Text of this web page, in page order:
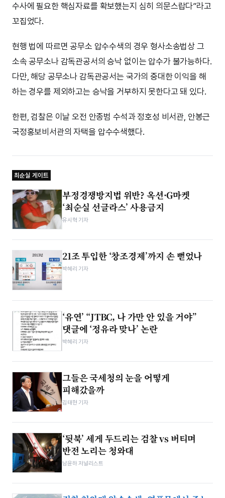
수사에 필요한 핵심자료를 확보했는지 심히 의문스랍다”라고
꼬집었다.
현행 법에 따르면 공무소 압수수색의 경우 형사소송법상 그
소속 공무소나 감독관공서의 승낙 없이는 압수가 불가능하다.
다만, 해당 공무소나 감독관공서는 국가의 중대한 이익을 해
하는 경우를 제외하고는 승낙을 거부하지 못한다고 돼 있다.
한편, 검찰은 이날 오전 안종범 수석과 정호성 비서관, 안봉근
국정홍보비서관의 자택을 압수수색했다.
최순실 게이트
부정경쟁방지법 위반? 옥션·G마켓
‘최순실 선글라스’ 사용금지
유시혁 기자
21조 투입한 ‘창조경제’까지 손 뻗었나
박혜리 기자
‘유연’ “JTBC, 나 가만 안 있을 거야”
댓글에 ‘정유라 맞나’ 논란
박혜리 기자
그들은 국세청의 눈을 어떻게
피해갔을까
김태현 기자
‘뒷북’ 세게 두드리는 검찰 vs 버티며
반전 노리는 청와대
남윤하 저널리스트